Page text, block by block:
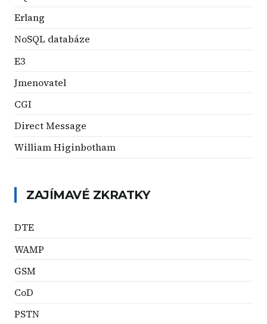
Erlang
NoSQL databáze
E3
Jmenovatel
CGI
Direct Message
William Higinbotham
ZAJÍMAVÉ ZKRATKY
DTE
WAMP
GSM
CoD
PSTN